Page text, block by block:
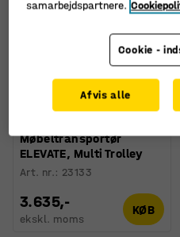
Møbeltransportør
ELEVATE, Multi Trolley
Art. nr.: 23133
3.635,-
ekskl. moms
KØB
samarbejdspartnere.
Cookie -
Afvis alle